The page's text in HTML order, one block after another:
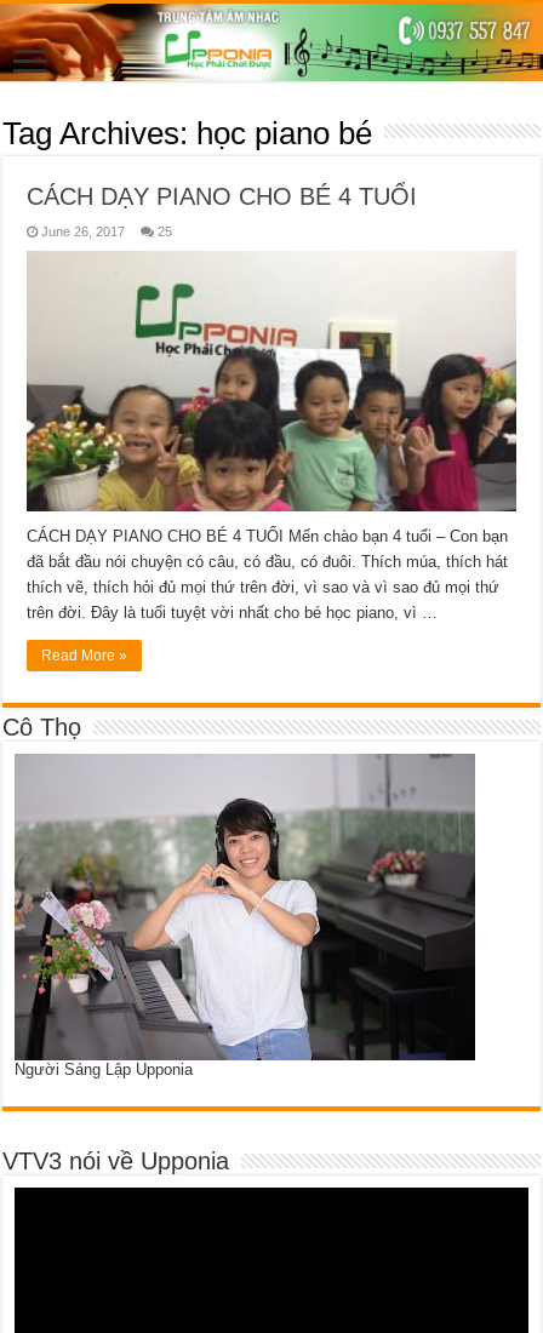
Tag Archives: học piano bé
CÁCH DẠY PIANO CHO BÉ 4 TUỔI
June 26, 2017 25
CÁCH DẠY PIANO CHO BÉ 4 TUỔI Mến chào bạn 4 tuổi – Con bạn
đã bắt đầu nói chuyện có câu, có đầu, có đuôi. Thích múa, thích hát
thích vẽ, thích hỏi đủ mọi thứ trên đời, vì sao và vì sao đủ mọi thứ
trên đời. Đây là tuổi tuyệt vời nhất cho bé học piano, vì …
Read More »
Cô Thọ
Người Sáng Lập Upponia
VTV3 nói về Upponia